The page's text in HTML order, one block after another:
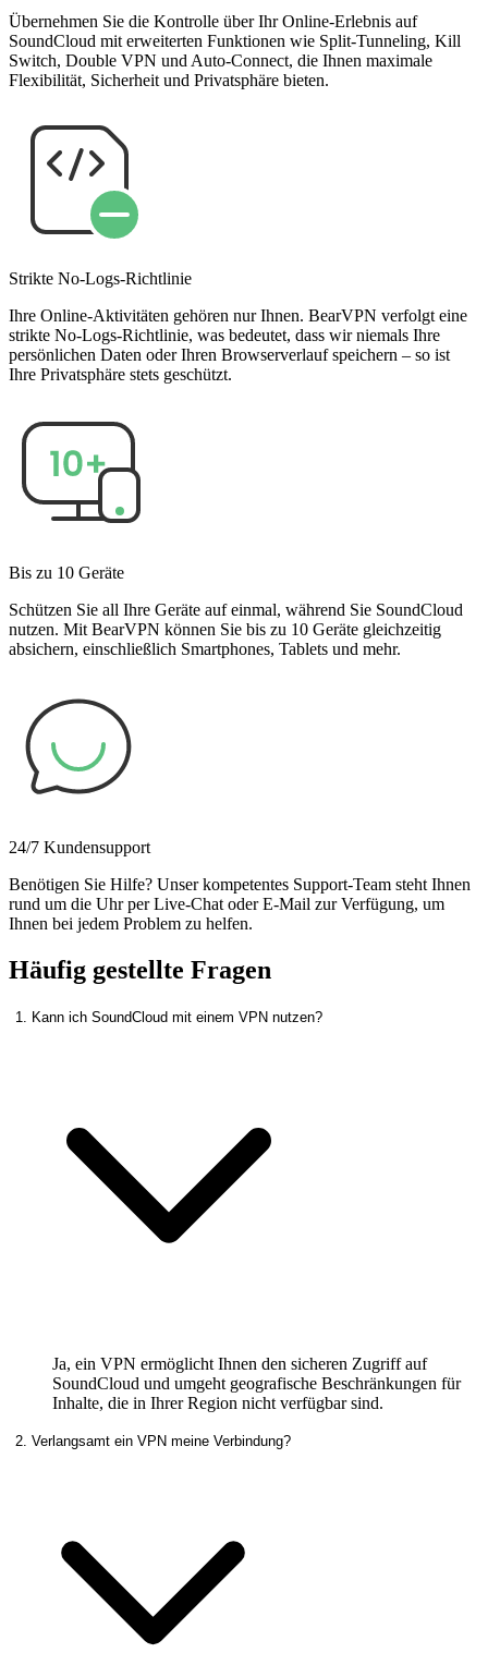
Übernehmen Sie die Kontrolle über Ihr Online-Erlebnis auf
SoundCloud mit erweiterten Funktionen wie Split-Tunneling, Kill
Switch, Double VPN und Auto-Connect, die Ihnen maximale
Flexibilität, Sicherheit und Privatsphäre bieten.
Strikte No-Logs-Richtlinie
Ihre Online-Aktivitäten gehören nur Ihnen. BearVPN verfolgt eine
strikte No-Logs-Richtlinie, was bedeutet, dass wir niemals Ihre
persönlichen Daten oder Ihren Browserverlauf speichern – so ist
Ihre Privatsphäre stets geschützt.
Bis zu 10 Geräte
Schützen Sie all Ihre Geräte auf einmal, während Sie SoundCloud
nutzen. Mit BearVPN können Sie bis zu 10 Geräte gleichzeitig
absichern, einschließlich Smartphones, Tablets und mehr.
24/7 Kundensupport
Benötigen Sie Hilfe? Unser kompetentes Support-Team steht Ihnen
rund um die Uhr per Live-Chat oder E-Mail zur Verfügung, um
Ihnen bei jedem Problem zu helfen.
Häufig gestellte Fragen
1. Kann ich SoundCloud mit einem VPN nutzen?
Ja, ein VPN ermöglicht Ihnen den sicheren Zugriff auf
SoundCloud und umgeht geografische Beschränkungen für
Inhalte, die in Ihrer Region nicht verfügbar sind.
2. Verlangsamt ein VPN meine Verbindung?